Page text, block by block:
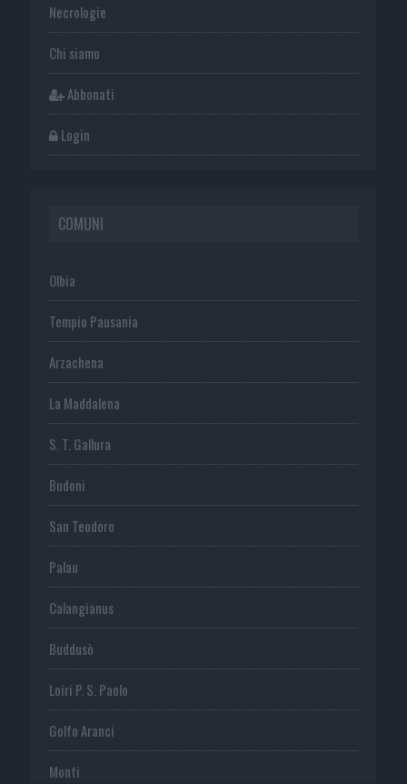
Necrologie
Chi siamo
Abbonati
Login
COMUNI
Olbia
Tempio Pausania
Arzachena
La Maddalena
S. T. Gallura
Budoni
San Teodoro
Palau
Calangianus
Buddusò
Loiri P. S. Paolo
Golfo Aranci
Monti